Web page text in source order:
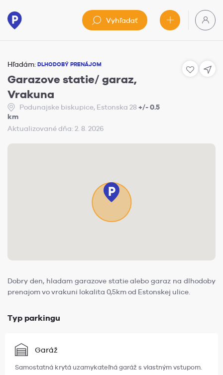
Vyhľadať
Hľadám: DLHODOBÝ PRENÁJOM
Garazove statie/ garaz,
Vrakuna
Podunajske biskupice, Estonska 28+/- 0.5
km
Aktualizované dňa: 2. 8. 2026
Dobry den, hladam garazove statie alebo garaz na dlhodoby
prenajom vo vrakuni lokalita 0,5km od Estonskej ulice.
Typ parkingu
Garáž
Samostatná krytá uzamykateľná garáž s vlastným vstupom.